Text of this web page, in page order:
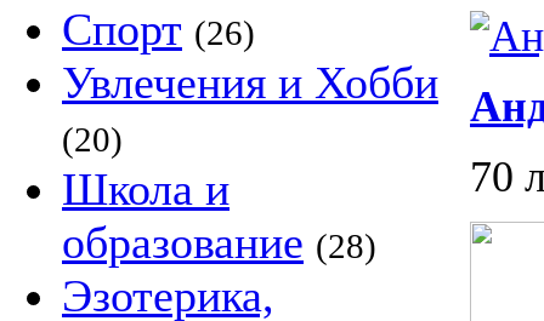
Спорт (26)
Увлечения и Хобби
(20)
Школа и
образование (28)
Эзотерика,
70